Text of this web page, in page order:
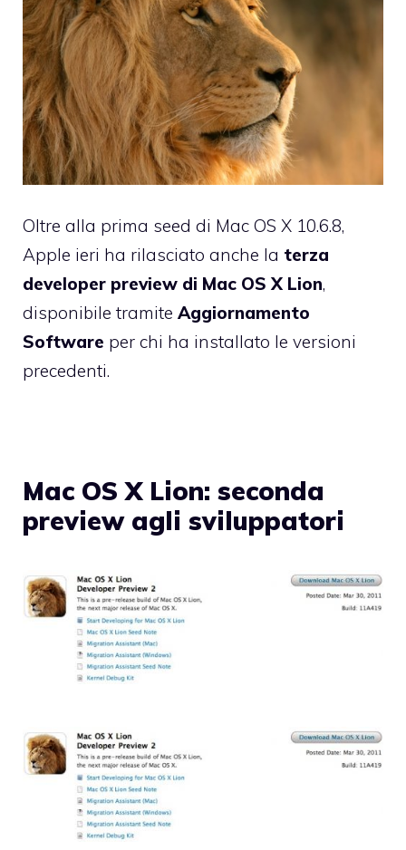
Oltre alla prima seed di Mac OS X 10.6.8,
Apple ieri ha rilasciato anche la terza
developer preview di Mac OS X Lion,
disponibile tramite Aggiornamento
Software per chi ha installato le versioni
precedenti.
Mac OS X Lion: seconda
preview agli sviluppatori